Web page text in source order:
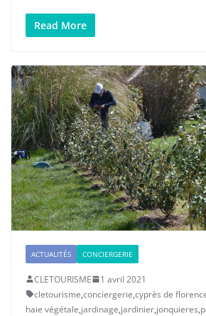
Read More
ACTUALITÉS CONCIERGERIE
CLETOURISME
1 avril 2021
cletourisme,conciergerie,cyprès de
haie végétale,jardinage,jardinier,jonquieres,